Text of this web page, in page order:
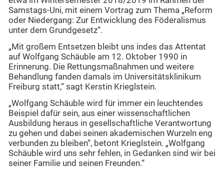
Samstags-Uni, mit einem Vortrag zum Thema „Reform
oder Niedergang: Zur Entwicklung des Föderalismus
unter dem Grundgesetz“.
„Mit großem Entsetzen bleibt uns indes das Attentat
auf Wolfgang Schäuble am 12. Oktober 1990 in
Erinnerung. Die Rettungsmaßnahmen und weitere
Behandlung fanden damals im Universitätsklinikum
Freiburg statt,“ sagt Kerstin Krieglstein.
„Wolfgang Schäuble wird für immer ein leuchtendes
Beispiel dafür sein, aus einer wissenschaftlichen
Ausbildung heraus in gesellschaftliche Verantwortung
zu gehen und dabei seinen akademischen Wurzeln eng
verbunden zu bleiben“, betont Krieglstein. „Wolfgang
Schäuble wird uns sehr fehlen, in Gedanken sind wir bei
seiner Familie und seinen Freunden.“